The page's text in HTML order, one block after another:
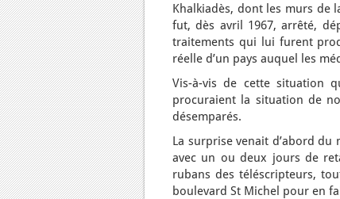
Khalkiadès, dont les murs de
fut, dès avril 1967, arrêté,
traitements qui lui furent
réelle d’un pays auquel les
Vis-à-vis de cette situation
procuraient la situation de
désemparés.
La surprise venait d’abord du
avec un ou deux jours de
rubans des téléscripteurs,
boulevard St Michel pour en